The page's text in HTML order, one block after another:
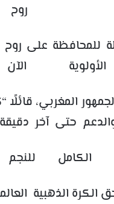
للمحافظة على روح
الآن
المغربي،
آخر دقيقة. هم
الكامل
الذهبية